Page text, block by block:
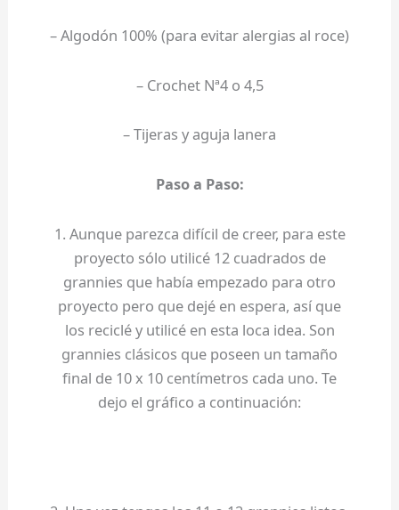
– Algodón 100% (para evitar alergias al roce)
– Crochet Nª4 o 4,5
– Tijeras y aguja lanera
Paso a Paso:
1. Aunque parezca difícil de creer, para este
proyecto sólo utilicé 12 cuadrados de
grannies que había empezado para otro
proyecto pero que dejé en espera, así que
los reciclé y utilicé en esta loca idea. Son
grannies clásicos que poseen un tamaño
final de 10 x 10 centímetros cada uno. Te
dejo el gráfico a continuación: